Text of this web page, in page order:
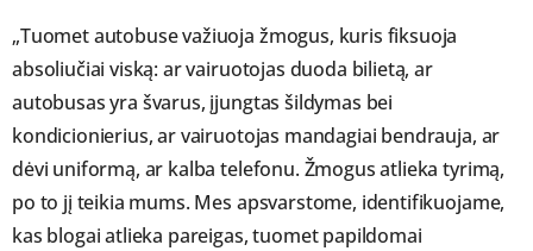
„Tuomet autobuse važiuoja žmogus, kuris fiksuoja
absoliučiai viską: ar vairuotojas duoda bilietą, ar
autobusas yra švarus, įjungtas šildymas bei
kondicionierius, ar vairuotojas mandagiai bendrauja, ar
dėvi uniformą, ar kalba telefonu. Žmogus atlieka tyrimą,
po to jį teikia mums. Mes apsvarstome, identifikuojame,
kas blogai atlieka pareigas, tuomet papildomai